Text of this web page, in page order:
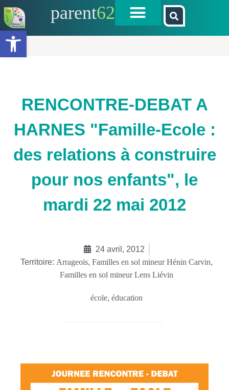
Ouvrir la barre d’outils
parent62
RENCONTRE-DEBAT A
HARNES "Famille-Ecole :
des relations à construire
pour nos enfants", le
mardi 22 mai 2012
24 avril, 2012
Territoire: Arrageois, Familles en sol mineur Hénin Carvin,
Familles en sol mineur Lens Liévin
école, éducation